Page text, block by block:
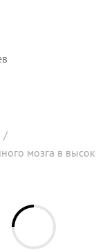
/
мозга в